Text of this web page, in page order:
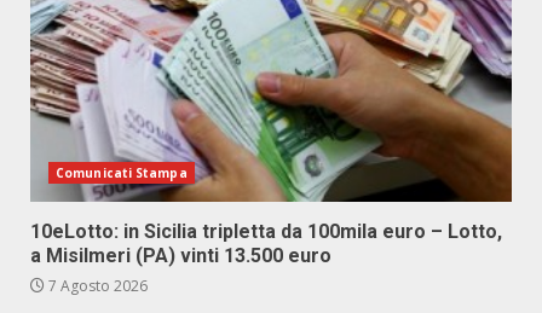
Comunicati Stampa
10eLotto: in Sicilia tripletta da 100mila euro – Lotto,
a Misilmeri (PA) vinti 13.500 euro
7 Agosto 2026